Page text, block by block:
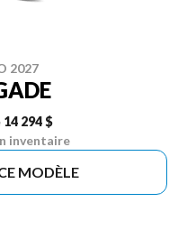
2027
14 294 $
inventaire
MODÈLE